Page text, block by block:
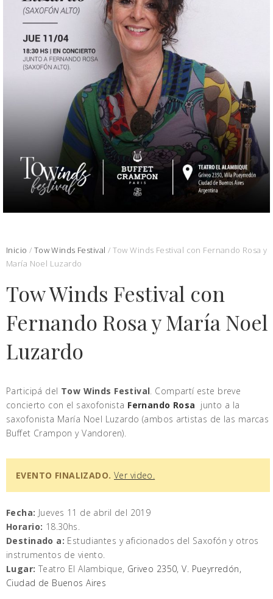
Inicio / Tow Winds Festival / Tow Winds Festival con Fernando Rosa y
María Noel Luzardo
Tow Winds Festival con
Fernando Rosa y María Noel
Luzardo
Participá del Tow Winds Festival. Compartí este breve
concierto con el saxofonista Fernando Rosa junto a la
saxofonista María Noel Luzardo (ambos artistas de las marcas
Buffet Crampon y Vandoren).
EVENTO FINALIZADO. Ver video.
Fecha: Jueves 11 de abril del 2019
Horario: 18.30hs.
Destinado a: Estudiantes y aficionados del Saxofón y otros
instrumentos de viento.
Lugar: Teatro El Alambique, Griveo 2350, V. Pueyrredón,
Ciudad de Buenos Aires